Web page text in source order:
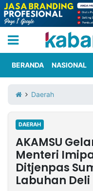
Iklan
Berita
Kami
Nasional
International
Olahraga
Entertainment
Daerah
Pariwisata
Kuliner
Kolom
Network
BERANDA NASIONAL
Daerah
DAERAH
AKAMSU
Menteri
Ditjenpas
Labuhan Deli